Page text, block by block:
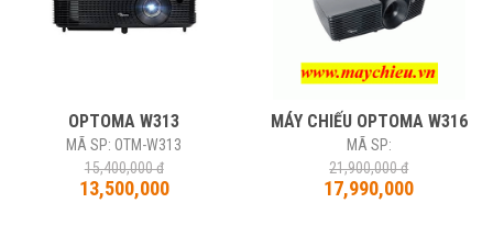
OPTOMA W313
MÃ SP: OTM-W313
15,400,000 đ
13,500,000
MÁY CHIẾU OPTOMA W316
MÃ SP:
21,900,000 đ
17,990,000